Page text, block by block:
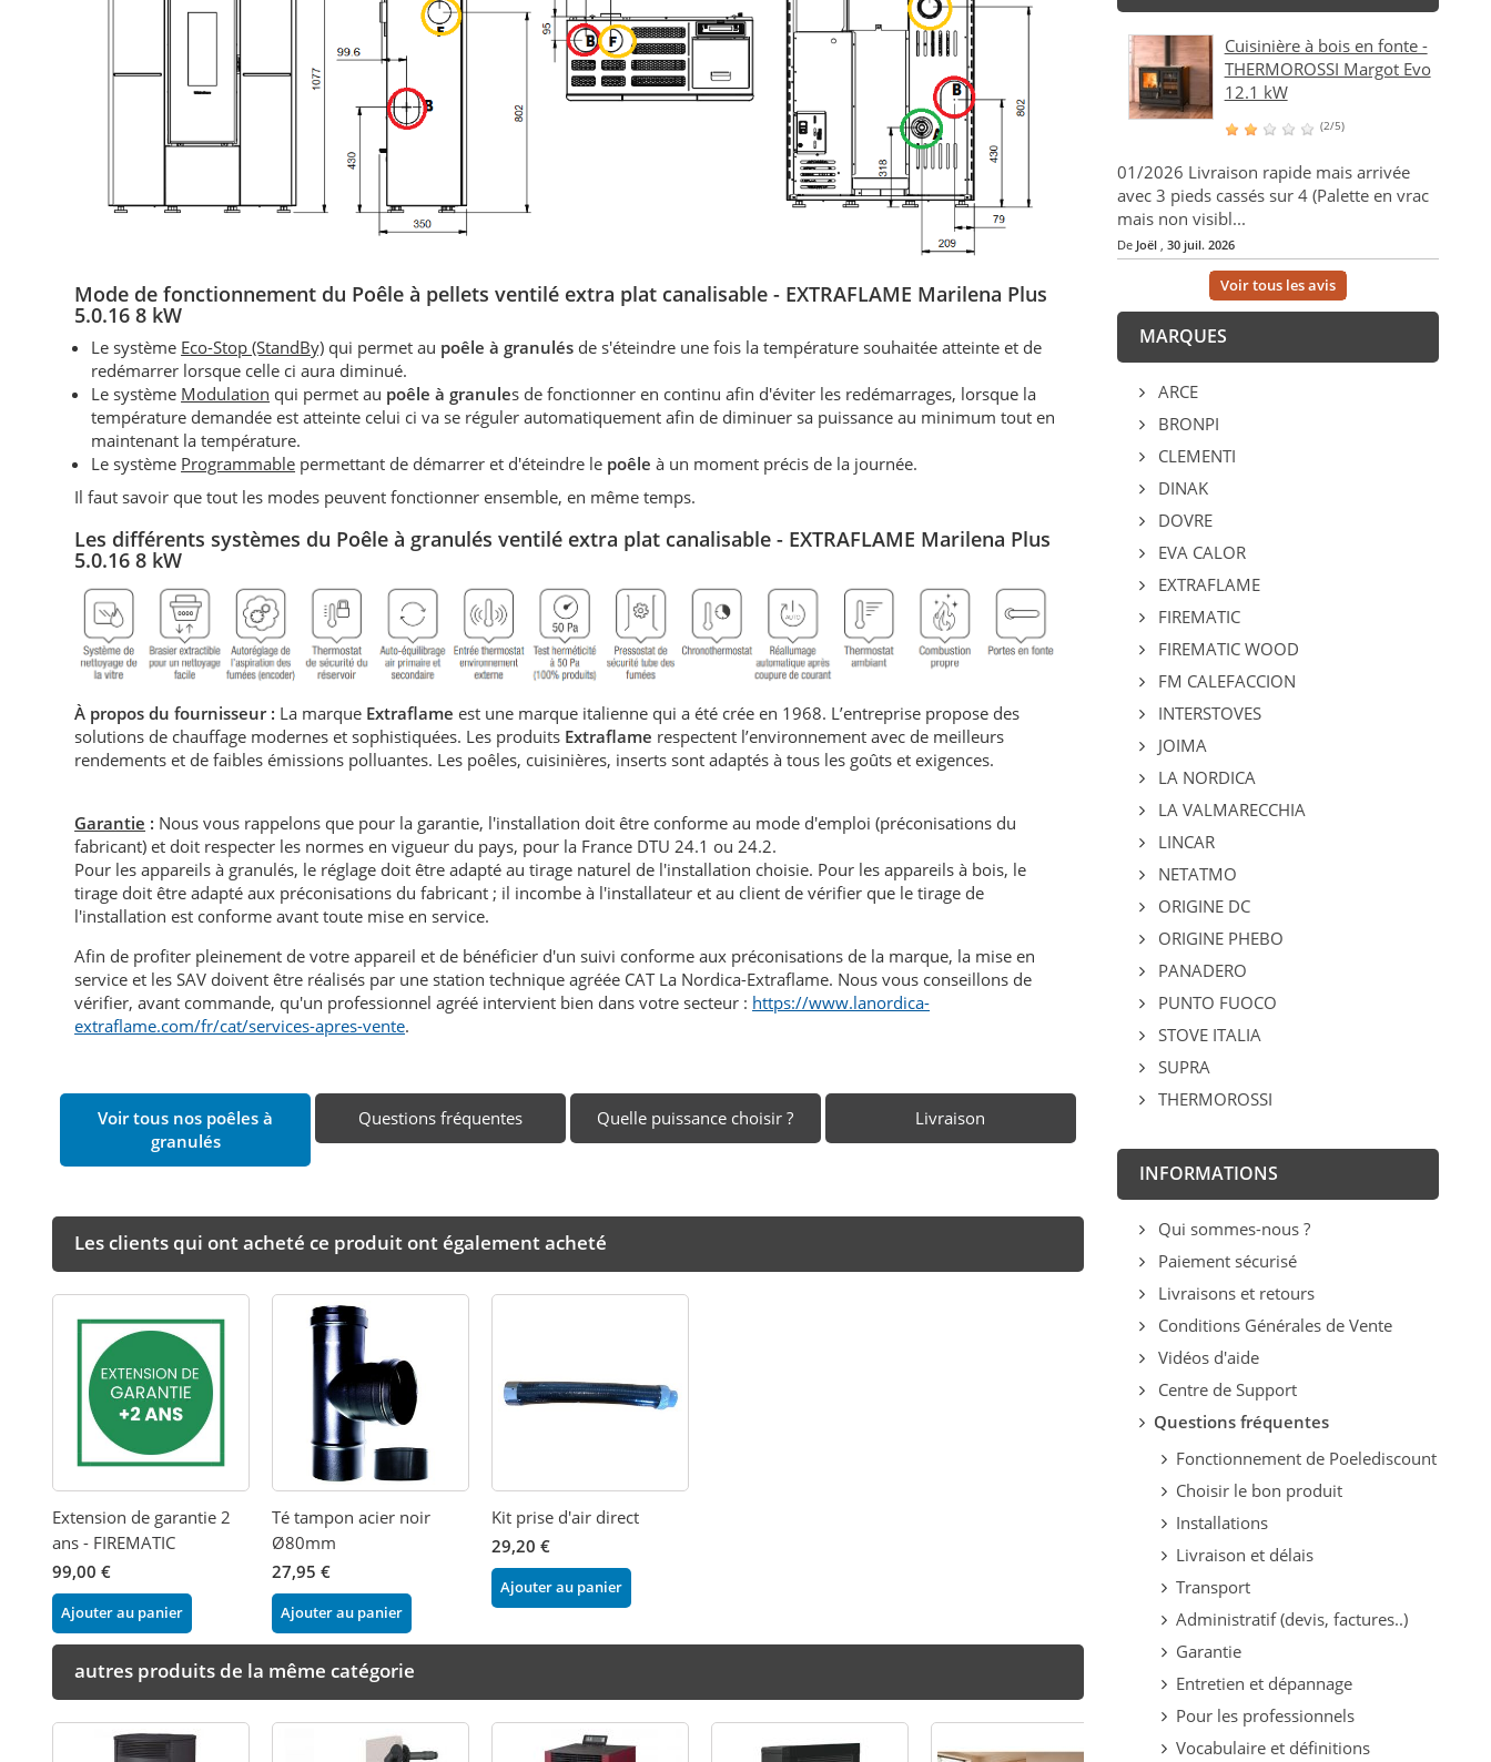
Mode de fonctionnement du Poêle à pellets ventilé extra plat canalisable - EXTRAFLAME Marilena Plus
5.0.16 8 kW
Le système Eco-Stop (StandBy) qui permet au poêle à granulés de s'éteindre une fois la température souhaitée atteinte et de
redémarrer lorsque celle ci aura diminué.
Le système Modulation qui permet au poêle à granules de fonctionner en continu afin d'éviter les redémarrages, lorsque la
température demandée est atteinte celui ci va se réguler automatiquement afin de diminuer sa puissance au minimum tout en
maintenant la température.
Le système Programmable permettant de démarrer et d'éteindre le poêle à un moment précis de la journée.
Il faut savoir que tout les modes peuvent fonctionner ensemble, en même temps.
Les différents systèmes du Poêle à granulés ventilé extra plat canalisable - EXTRAFLAME Marilena Plus
5.0.16 8 kW
À propos du fournisseur : La marque Extraflame est une marque italienne qui a été crée en 1968. L’entreprise propose des
solutions de chauffage modernes et sophistiquées. Les produits Extraflame respectent l’environnement avec de meilleurs
rendements et de faibles émissions polluantes. Les poêles, cuisinières, inserts sont adaptés à tous les goûts et exigences.
Garantie : Nous vous rappelons que pour la garantie, l'installation doit être conforme au mode d'emploi (préconisations du
fabricant) et doit respecter les normes en vigueur du pays, pour la France DTU 24.1 ou 24.2.
Pour les appareils à granulés, le réglage doit être adapté au tirage naturel de l'installation choisie. Pour les appareils à bois, le
tirage doit être adapté aux préconisations du fabricant ; il incombe à l'installateur et au client de vérifier que le tirage de
l'installation est conforme avant toute mise en service.
Afin de profiter pleinement de votre appareil et de bénéficier d'un suivi conforme aux préconisations de la marque, la mise en
service et les SAV doivent être réalisés par une station technique agréée CAT La Nordica-Extraflame. Nous vous conseillons de
vérifier, avant commande, qu'un professionnel agréé intervient bien dans votre secteur : https://www.lanordica-
extraflame.com/fr/cat/services-apres-vente.
Voir tous nos poêles à
granulés
Questions fréquentes Quelle puissance choisir ? Livraison
Les clients qui ont acheté ce produit ont également acheté
Extension de garantie 2
ans - FIREMATIC
99,00 €
Ajouter au panier
Té tampon acier noir
Ø80mm
27,95 €
Ajouter au panier
Kit prise d'air direct
29,20 €
Ajouter au panier
autres produits de la même catégorie
Cuisinière à bois en fonte -
THERMOROSSI Margot Evo
12.1 kW
(2/5)
01/2026 Livraison rapide mais arrivée
avec 3 pieds cassés sur 4 (Palette en vrac
mais non visibl...
De Joël, 30 juil. 2026
Voir tous les avis
MARQUES
ARCE
BRONPI
CLEMENTI
DINAK
DOVRE
EVA CALOR
EXTRAFLAME
FIREMATIC
FIREMATIC WOOD
FM CALEFACCION
INTERSTOVES
JOIMA
LA NORDICA
LA VALMARECCHIA
LINCAR
NETATMO
ORIGINE DC
ORIGINE PHEBO
PANADERO
PUNTO FUOCO
STOVE ITALIA
SUPRA
THERMOROSSI
INFORMATIONS
Qui sommes-nous ?
Paiement sécurisé
Livraisons et retours
Conditions Générales de Vente
Vidéos d'aide
Centre de Support
Questions fréquentes
Fonctionnement de Poelediscount
Choisir le bon produit
Installations
Livraison et délais
Transport
Administratif (devis, factures..)
Garantie
Entretien et dépannage
Pour les professionnels
Vocabulaire et définitions